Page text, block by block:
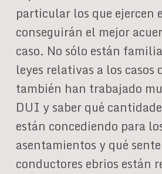
particular los que ejercen
conseguirán el mejor
caso. No sólo están
leyes relativas a los casos
también han trabajado
DUI y saber qué
están concediendo para
asentamientos y qué
conductores ebrios están